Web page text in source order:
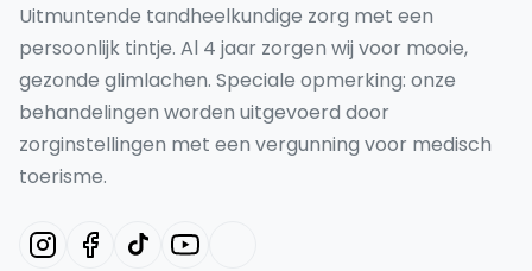
Uitmuntende tandheelkundige zorg met een
persoonlijk tintje. Al 4 jaar zorgen wij voor mooie,
gezonde glimlachen. Speciale opmerking: onze
behandelingen worden uitgevoerd door
zorginstellingen met een vergunning voor medisch
toerisme.